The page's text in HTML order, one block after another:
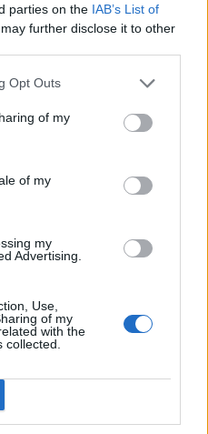
parties on the IAB’s List of
further disclose it to other
Opt Outs
of my
of my
my
Advertising.
Use,
of my
with the
21 Οκτωβρίου 2022
Λάζαρος Τσαβδαρίδης:
Κατέρρευσαν οι
καταγγελίες ΣΥΡΙΖΑ
για τις
παρακολουθήσεις
Λάζαρος Τσαβδαρίδης:
Λάζαρος Τσαβδαρίδης:
Να υλοποιηθεί ειδικό
πρόγραμμα
αναβάθμισης